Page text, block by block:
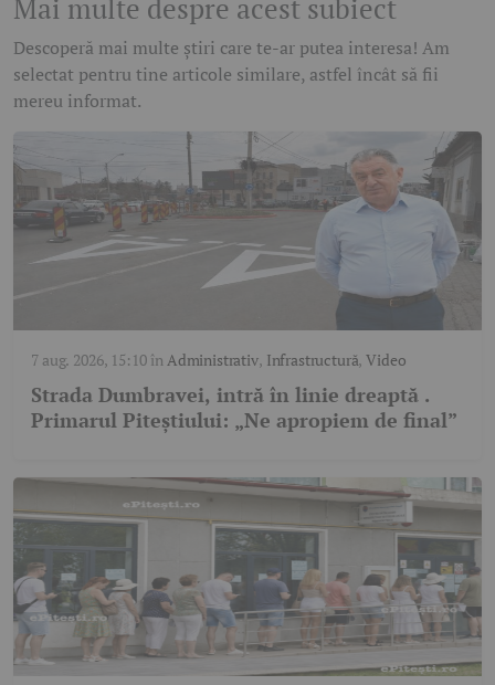
Mai multe despre acest subiect
Descoperă mai multe știri care te-ar putea interesa! Am
selectat pentru tine articole similare, astfel încât să fii
mereu informat.
7 aug. 2026, 15:10în Administrativ, Infrastructură,Video
Strada Dumbravei, intră în linie dreaptă .
Primarul Piteștiului: „Ne apropiem de final”